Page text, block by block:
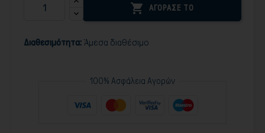
 ΑΓΟΡΑΣΕ ΤΟ
Διαθεσιμότητα: Άμεσα διαθέσιμο
100% Ασφάλεια Αγορών